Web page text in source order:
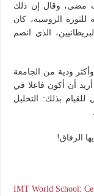
مضى، وقال إن ذلك
للثورة الروسية، كان
الذي انضم
ودية من الجامعة
أريد أن أكون فاعلا في
للقيام بذلك: التحليل
الرفاق!
IMT World School: